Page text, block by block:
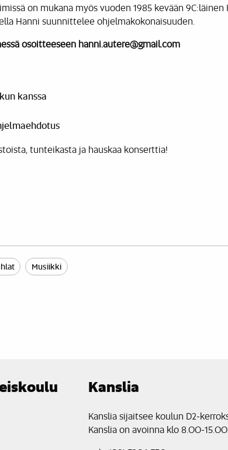
on mukana myös vuoden 1985 kevään 9C:läinen
Hanni suunnittelee ohjelmakokonaisuuden.
osoitteeseen hanni.autere@gmail.com
kanssa
tunteikasta ja hauskaa konserttia!
Musiikki
Kanslia
Kanslia sijaitsee koulun D2-
Kanslia on avoinna klo 8.00-15.00.